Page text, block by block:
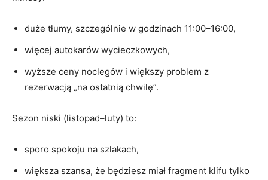
duże tłumy, szczególnie w godzinach 11:00–16:00,
więcej autokarów wycieczkowych,
wyższe ceny noclegów i większy problem z
rezerwacją „na ostatnią chwilę”.
Sezon niski (listopad–luty) to:
sporo spokoju na szlakach,
większa szansa, że będziesz miał fragment klifu tylko